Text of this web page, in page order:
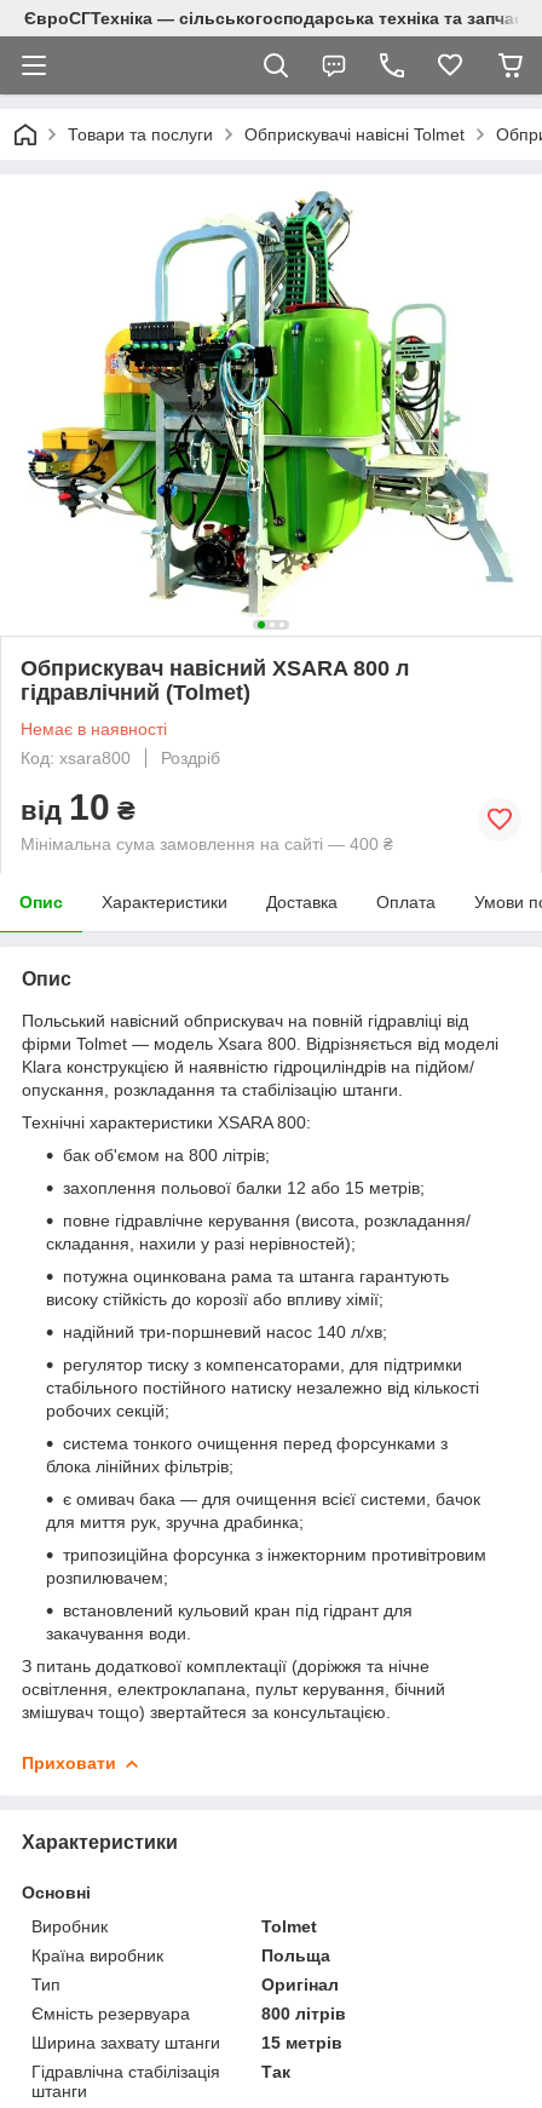
ЄвроСГТехніка — сільськогосподарська техніка та
Товари та послуги Обприскувачі навісні Tolmet
Обприскувач навісний XSARA 800 л
гідравлічний (Tolmet)
Немає в наявності
Код: xsara800
Роздріб
від 10 ₴
Мінімальна сума замовлення на сайті — 400 ₴
Опис Характеристики Доставка Оплата Умови
Опис
Польський навісний обприскувач на повній гідравліці від
фірми Tolmet — модель Xsara 800. Відрізняється від моделі
Klara конструкцією й наявністю гідроциліндрів на підйом/
опускання, розкладання та стабілізацію штанги.
Технічні характеристики XSARA 800:
бак об'ємом на 800 літрів;
захоплення польової балки 12 або 15 метрів;
повне гідравлічне керування (висота, розкладання/
складання, нахили у разі нерівностей);
потужна оцинкована рама та штанга гарантують
високу стійкість до корозії або впливу хімії;
надійний три-поршневий насос 140 л/хв;
регулятор тиску з компенсаторами, для підтримки
стабільного постійного натиску незалежно від кількості
робочих секцій;
система тонкого очищення перед форсунками з
блока лінійних фільтрів;
є омивач бака — для очищення всієї системи, бачок
для миття рук, зручна драбинка;
трипозиційна форсунка з інжекторним противітровим
розпилювачем;
встановлений кульовий кран під гідрант для
закачування води.
З питань додаткової комплектації (доріжжя та нічне
освітлення, електроклапана, пульт керування, бічний
змішувач тощо) звертайтеся за консультацією.
Приховати
Характеристики
Основні
Виробник
Tolmet
Країна виробник
Польща
Тип
Оригінал
Ємність резервуара
800 літрів
Ширина захвату штанги
15 метрів
Гідравлічна стабілізація
штанги
Так